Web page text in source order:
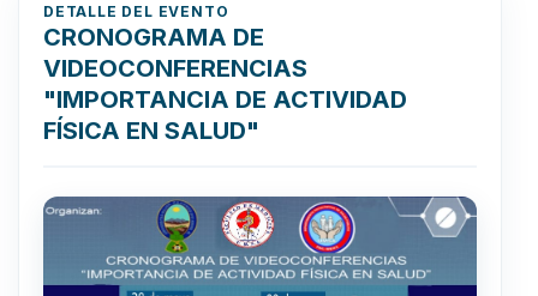
DETALLE DEL EVENTO
CRONOGRAMA DE
VIDEOCONFERENCIAS
"IMPORTANCIA DE ACTIVIDAD
FÍSICA EN SALUD"